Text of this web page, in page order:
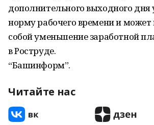
дополнительного выходного
норму рабочего времени и может
собой уменьшение заработной
в Роструде.
“Башинформ”.
Читайте нас